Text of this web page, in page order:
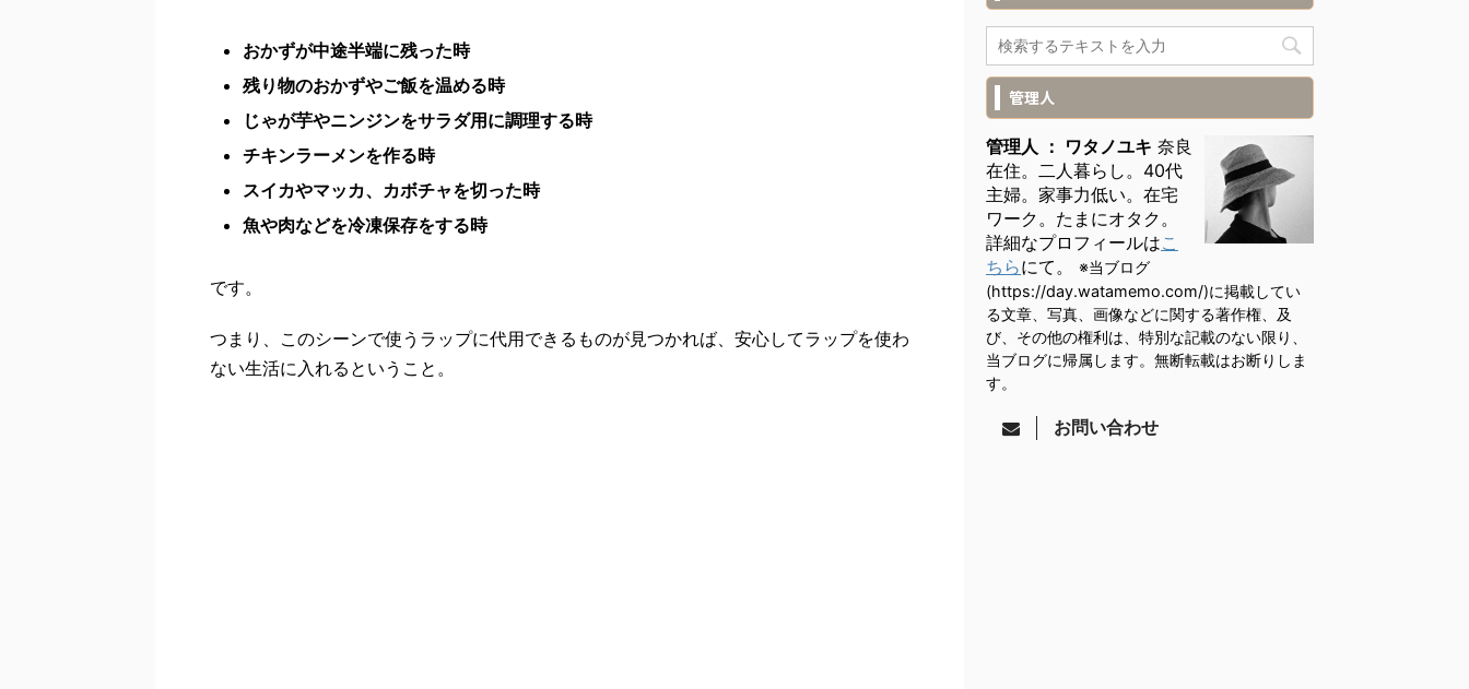
おかずが中途半端に残った時
残り物のおかずやご飯を温める時
じゃが芋やニンジンをサラダ用に調理する時
チキンラーメンを作る時
スイカやマッカ、カボチャを切った時
魚や肉などを冷凍保存をする時
です。
つまり、このシーンで使うラップに代用できるものが見つかれば、安心してラップを使わ
ない生活に入れるということ。
管理人
管理人 ： ワタノユキ 奈良
在住。二人暮らし。40代
主婦。家事力低い。在宅
ワーク。たまにオタク。
詳細なプロフィールはこ
ちらにて。 ※当ブログ
(https://day.watamemo.com/)に掲載してい
る文章、写真、画像などに関する著作権、及
び、その他の権利は、特別な記載のない限り、
当ブログに帰属します。無断転載はお断りしま
す。
お問い合わせ